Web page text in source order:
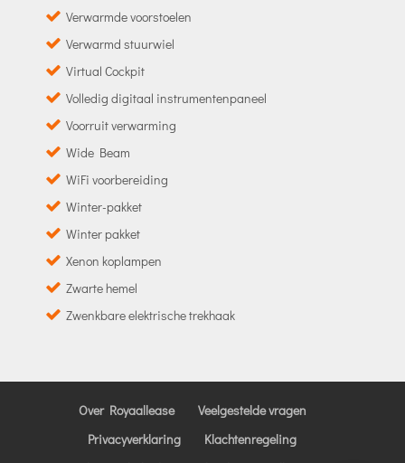
Verwarmde voorstoelen
Verwarmd stuurwiel
Virtual Cockpit
Volledig digitaal instrumentenpaneel
Voorruit verwarming
Wide Beam
WiFi voorbereiding
Winter-pakket
Winter pakket
Xenon koplampen
Zwarte hemel
Zwenkbare elektrische trekhaak
Over Royaallease
Veelgestelde vragen
Privacyverklaring
Klachtenregeling